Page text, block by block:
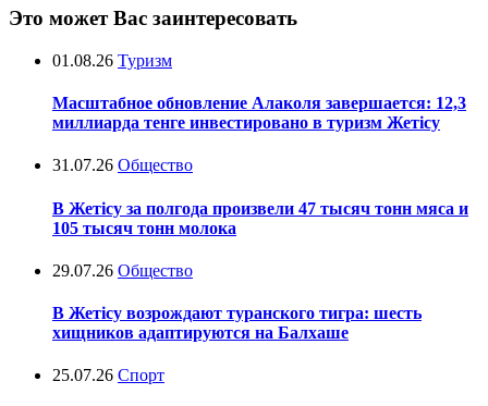
Это может Вас заинтересовать
01.08.26 Туризм
Масштабное обновление Алаколя завершается: 12,3
миллиарда тенге инвестировано в туризм Жетісу
31.07.26 Общество
В Жетісу за полгода произвели 47 тысяч тонн мяса и
105 тысяч тонн молока
29.07.26 Общество
В Жетісу возрождают туранского тигра: шесть
хищников адаптируются на Балхаше
25.07.26 Спорт